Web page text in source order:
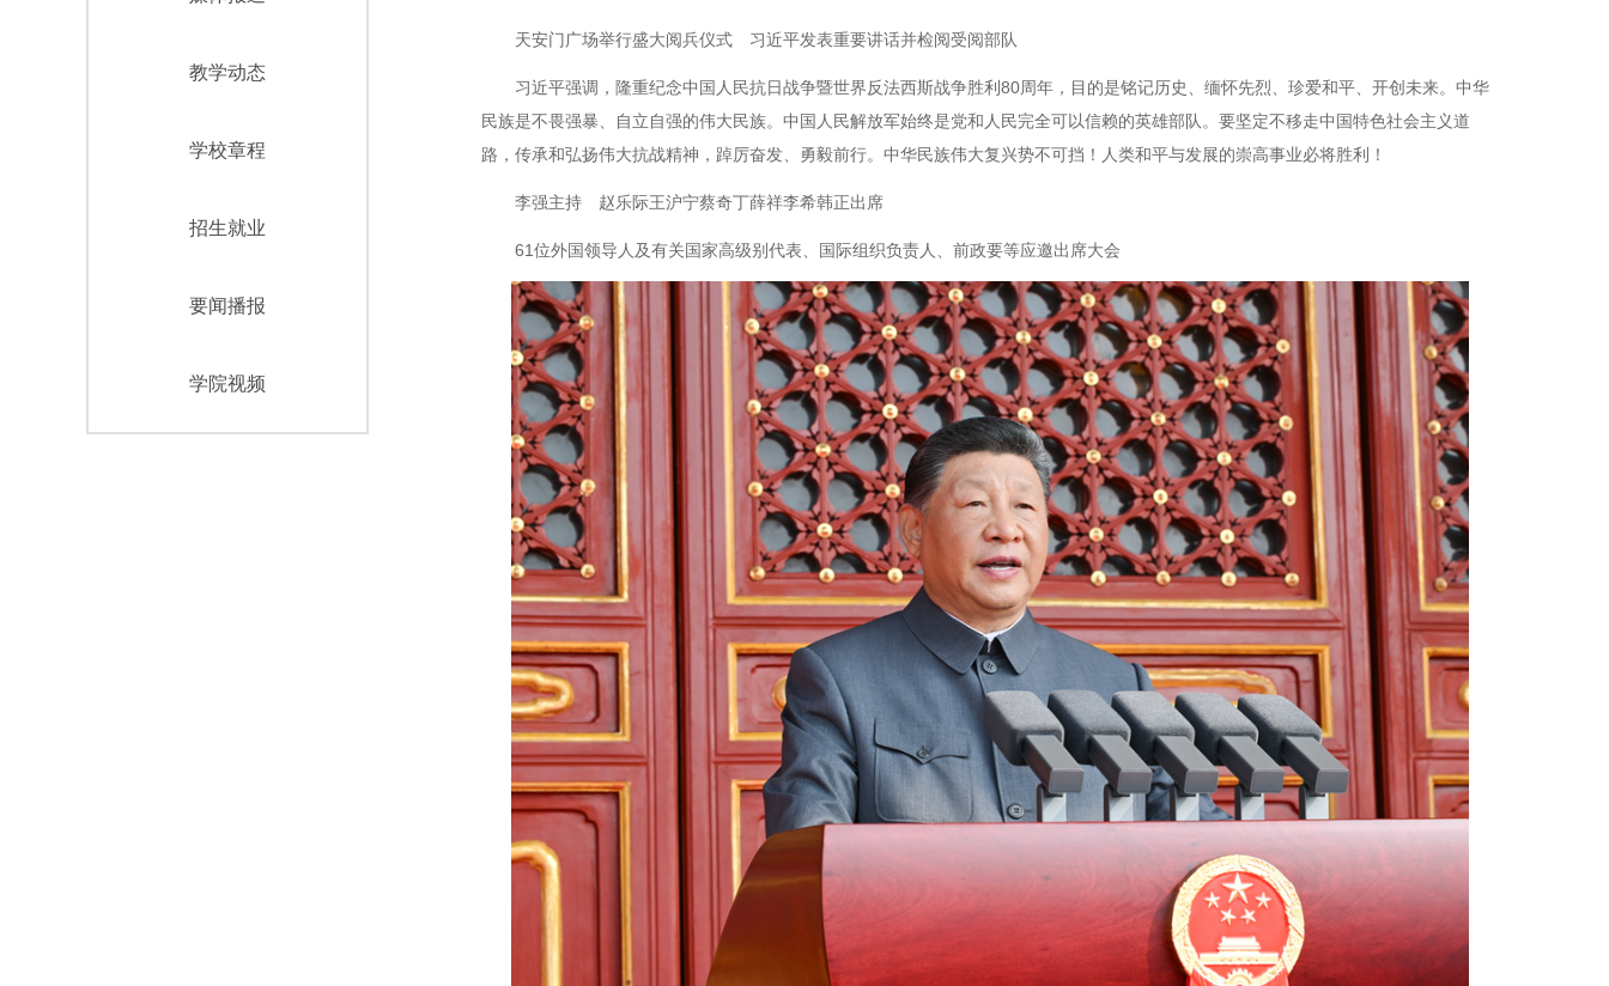
教学动态
学校章程
招生就业
要闻播报
学院视频
天安门广场举行盛大阅兵仪式 习近平发表重要讲话并检阅受阅部队
习近平强调，隆重纪念中国人民抗日战争暨世界反法西斯战争胜利80周年，目的是铭记历史、缅怀先烈、珍爱和平、开创未来。中华
民族是不畏强暴、自立自强的伟大民族。中国人民解放军始终是党和人民完全可以信赖的英雄部队。要坚定不移走中国特色社会主义道
路，传承和弘扬伟大抗战精神，踔厉奋发、勇毅前行。中华民族伟大复兴势不可挡！人类和平与发展的崇高事业必将胜利！
李强主持 赵乐际王沪宁蔡奇丁薛祥李希韩正出席
61位外国领导人及有关国家高级别代表、国际组织负责人、前政要等应邀出席大会